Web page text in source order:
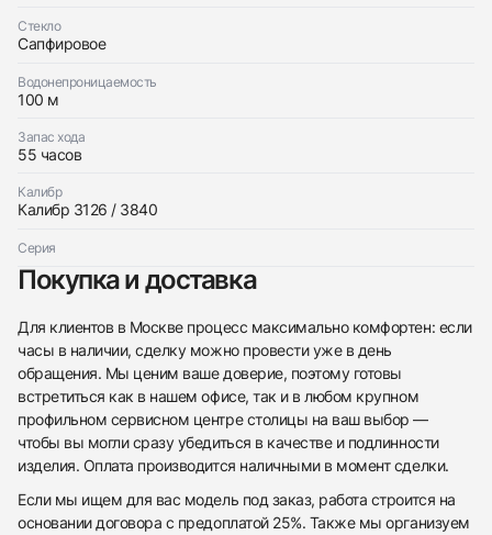
Стекло
Сапфировое
Водонепроницаемость
100 м
Запас хода
55 часов
Калибр
Калибр 3126 / 3840
Серия
Покупка и доставка
Для клиентов в Москве процесс максимально комфортен: если
часы в наличии, сделку можно провести уже в день
обращения. Мы ценим ваше доверие, поэтому готовы
встретиться как в нашем офисе, так и в любом крупном
профильном сервисном центре столицы на ваш выбор —
чтобы вы могли сразу убедиться в качестве и подлинности
изделия. Оплата производится наличными в момент сделки.
Если мы ищем для вас модель под заказ, работа строится на
основании договора с предоплатой 25%. Также мы организуем